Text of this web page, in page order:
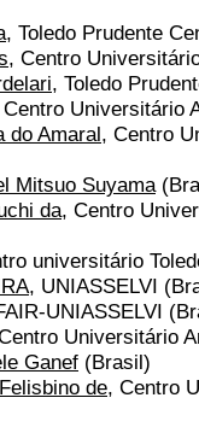
, Toledo Prudente
, Centro
, Toledo
Centro Universitário
do Amaral, Centro
Mitsuo Suyama
da, Centro
universitário
, UNIASSELVI
UNIASSELVI
Universitário
Ganef (Brasil)
de, Centro